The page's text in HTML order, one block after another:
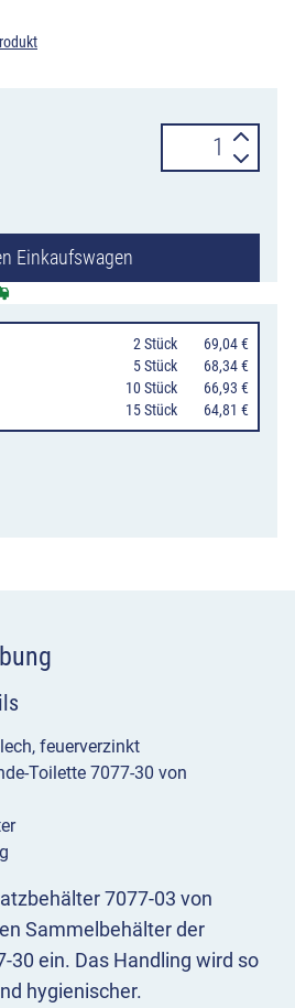
Einsatzbehälter
7077-
mit
Inhalt
für
die
Hunde-
Einkaufswagen
2 Stück
69,04 €
5 Stück
68,34 €
10 Stück
66,93 €
15 Stück
64,81 €
7077-03 von
Sammelbehälter der
30 ein. Das Handling wird so
hygienischer.
feuerverzinkt
Toilette 7077-30 von